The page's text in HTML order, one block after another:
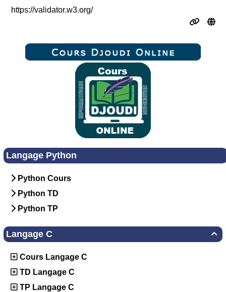
Langage Python
Python Cours
Python TD
Python TP

Langage C
Cours Langage C
TD Langage C
TP Langage C
https://validator.w3.org/